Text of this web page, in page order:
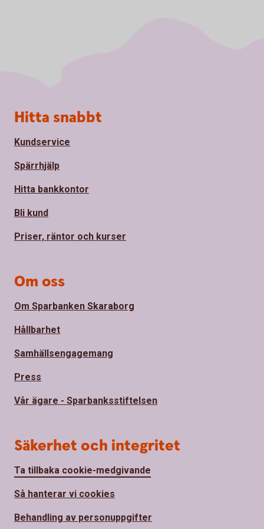
Sidfot
Hitta snabbt
Kundservice
Spärrhjälp
Hitta bankkontor
Bli kund
Priser, räntor och kurser
Om oss
Om Sparbanken Skaraborg
Hållbarhet
Samhällsengagemang
Press
Vår ägare - Sparbanksstiftelsen
Säkerhet och integritet
Ta tillbaka cookie-medgivande
Så hanterar vi cookies
Behandling av personuppgifter